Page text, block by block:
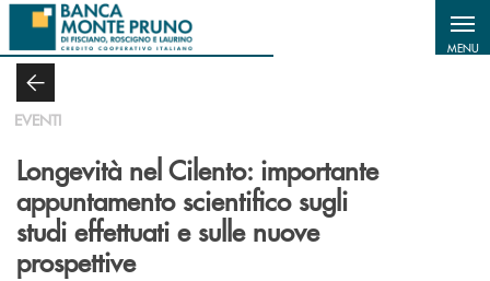
Salta al contenuto principale
MENU
EVENTI
Longevità nel Cilento: importante
appuntamento scientifico sugli
studi effettuati e sulle nuove
prospettive